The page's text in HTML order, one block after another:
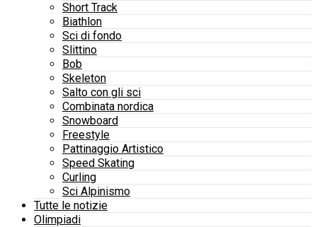
Short Track
Biathlon
Sci di fondo
Slittino
Bob
Skeleton
Salto con gli sci
Combinata nordica
Snowboard
Freestyle
Pattinaggio Artistico
Speed Skating
Curling
Sci Alpinismo
Tutte le notizie
Olimpiadi